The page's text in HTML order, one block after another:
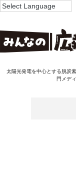
太陽光発電を中心とする脱炭
門メデ